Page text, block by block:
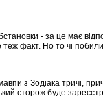
- за це має
факт. Но то чі
з Зодіака тричі,
сторож буде